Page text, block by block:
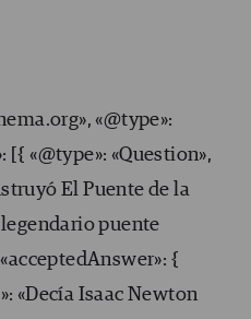
«@type»:
[{ «@type»: «Question»,
El Puente de la
puente
{
«Decía Isaac Newton